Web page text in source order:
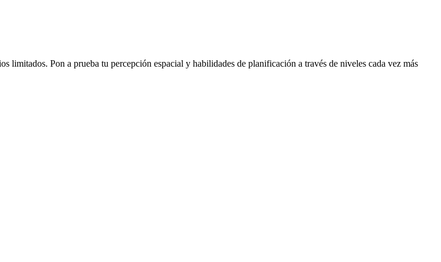
limitados. Pon a prueba tu percepción espacial y habilidades de planificación a través de niveles cada vez más